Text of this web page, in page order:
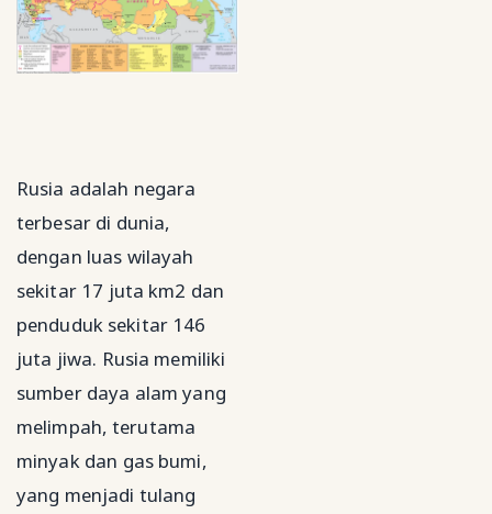
Rusia adalah negara
terbesar di dunia,
dengan luas wilayah
sekitar 17 juta km2 dan
penduduk sekitar 146
juta jiwa. Rusia memiliki
sumber daya alam yang
melimpah, terutama
minyak dan gas bumi,
yang menjadi tulang